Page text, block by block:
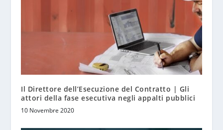
Il Direttore dell’Esecuzione del Contratto | Gli
attori della fase esecutiva negli appalti pubblici
10 Novembre 2020